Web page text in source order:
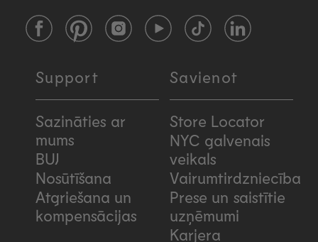
FacebookPinterestInstagramYouTubeTikTokLinkedIn
Support
Sazināties ar
mums
BUJ
Nosūtīšana
Atgriešana un
kompensācijas
Savienot
Store Locator
NYC galvenais
veikals
Vairumtirdzniecība
Prese un saistītie
uzņēmumi
Karjera